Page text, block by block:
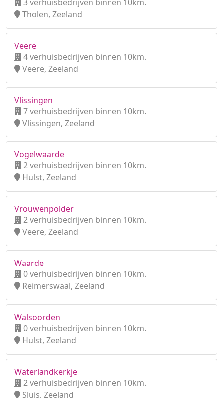
3 verhuisbedrijven binnen 10km.
Tholen, Zeeland
Veere
4 verhuisbedrijven binnen 10km.
Veere, Zeeland
Vlissingen
7 verhuisbedrijven binnen 10km.
Vlissingen, Zeeland
Vogelwaarde
2 verhuisbedrijven binnen 10km.
Hulst, Zeeland
Vrouwenpolder
2 verhuisbedrijven binnen 10km.
Veere, Zeeland
Waarde
0 verhuisbedrijven binnen 10km.
Reimerswaal, Zeeland
Walsoorden
0 verhuisbedrijven binnen 10km.
Hulst, Zeeland
Waterlandkerkje
2 verhuisbedrijven binnen 10km.
Sluis, Zeeland